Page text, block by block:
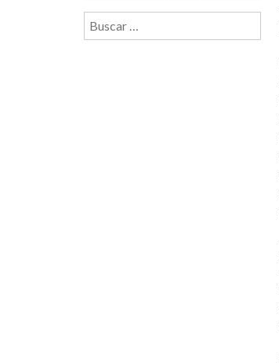
Buscar: